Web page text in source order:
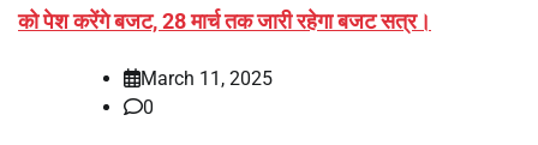
को पेश करेंगे बजट, 28 मार्च तक जारी रहेगा बजट सत्र।
March 11, 2025
0